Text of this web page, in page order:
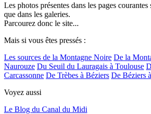
Les photos présentes dans les pages
que dans les galeries.
Parcourez donc le site...
Mais si vous êtes pressés :
Les sources de la Montagne Noire De la
Naurouze Du Seuil du Lauragais à Toulouse
Carcassonne De Trèbes à Béziers De Béziers
Voyez aussi
Le Blog du Canal du Midi